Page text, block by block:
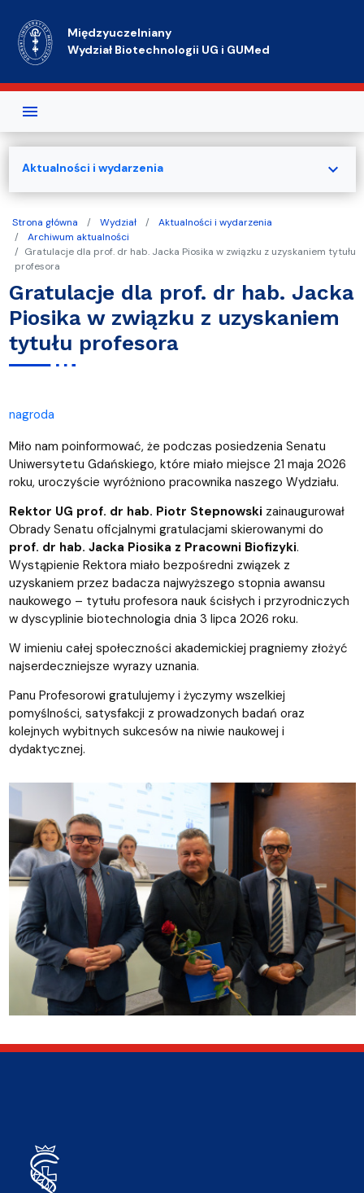
Międzyuczelniany
Wydział Biotechnologii UG i GUMed
Strona główna Wydział
Aktualności i wydarzenia
Archiwum aktualności
Gratulacje dla prof. dr hab. Jacka Piosika w związku z uzyskaniem tytułu
profesora
Gratulacje dla prof. dr hab. Jacka
Piosika w związku z uzyskaniem
tytułu profesora
nagroda
Miło nam poinformować, że podczas posiedzenia Senatu
Uniwersytetu Gdańskiego, które miało miejsce 21 maja 2026
roku, uroczyście wyróżniono pracownika naszego Wydziału.
Rektor UG prof. dr hab. Piotr Stepnowski zainaugurował
Obrady Senatu oficjalnymi gratulacjami skierowanymi do
prof. dr hab. Jacka Piosika z Pracowni Biofizyki.
Wystąpienie Rektora miało bezpośredni związek z
uzyskaniem przez badacza najwyższego stopnia awansu
naukowego – tytułu profesora nauk ścisłych i przyrodniczych
w dyscyplinie biotechnologia dnia 3 lipca 2026 roku.
W imieniu całej społeczności akademickiej pragniemy złożyć
najserdeczniejsze wyrazy uznania.
Panu Profesorowi gratulujemy i życzymy wszelkiej
pomyślności, satysfakcji z prowadzonych badań oraz
kolejnych wybitnych sukcesów na niwie naukowej i
dydaktycznej.
Aktualności i wydarzenia expand_more